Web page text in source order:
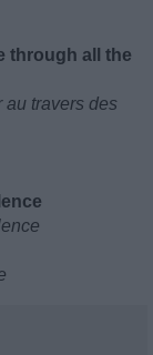
through all the
au travers des